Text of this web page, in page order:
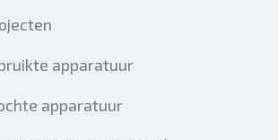
apparatuur
apparatuur